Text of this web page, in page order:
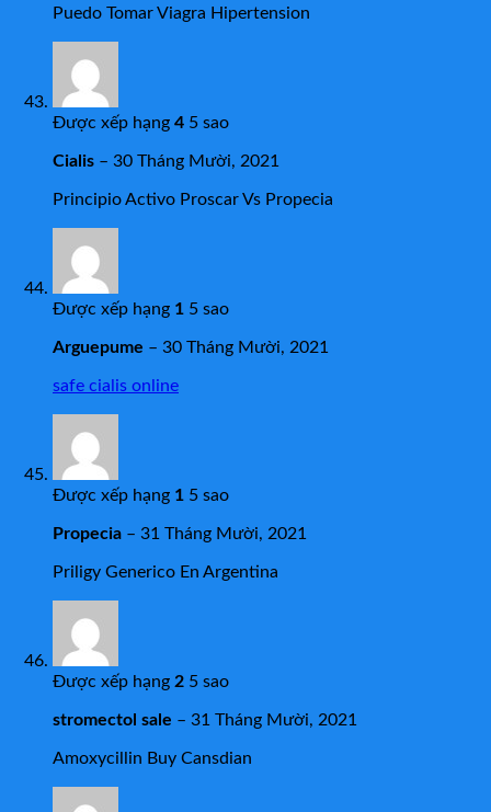
Puedo Tomar Viagra Hipertension
Được xếp hạng 4 5 sao
Cialis – 30 Tháng Mười, 2021
Principio Activo Proscar Vs Propecia
Được xếp hạng 1 5 sao
Arguepume – 30 Tháng Mười, 2021
safe cialis online
Được xếp hạng 1 5 sao
Propecia – 31 Tháng Mười, 2021
Priligy Generico En Argentina
Được xếp hạng 2 5 sao
stromectol sale – 31 Tháng Mười, 2021
Amoxycillin Buy Cansdian